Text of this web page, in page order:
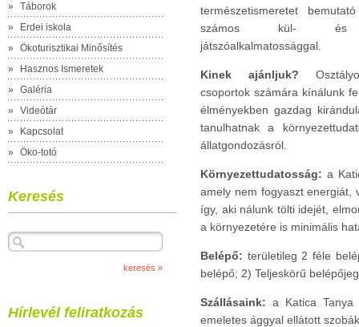
»
Táborok
»
Erdei iskola
»
Ökoturisztikai Minősítés
»
Hasznos Ismeretek
»
Galéria
»
Videótár
»
Kapcsolat
»
Öko-totó
Keresés
Hírlevél feliratkozás
természetismeretet
számos kül- és
játszóalkalmatossággal.
Kinek ajánljuk?
csoportok számára kínálunk
élményekben gazdag
tanulhatnak a
állatgondozásról.
Környezettudatosság: a
amely nem fogyaszt energiát,
így, aki nálunk tölti idejét,
a környezetére is minimális
Belépő: területileg 2 féle
belépő; 2) Teljeskörű
Szállásaink: a Katica Tanya
emeletes ággyal ellátott